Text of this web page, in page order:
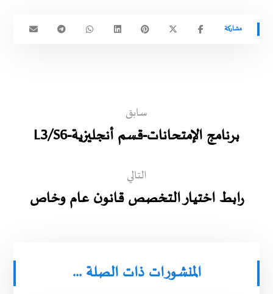
سابق
برنامج الإمتحانات-قسم أنجليزية-L3/S6
التالي
رابط اختيار التخصص قانون عام وخاص
المنشورات ذات الصلة ...